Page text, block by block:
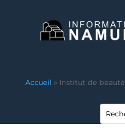
Accueil » Institut de beauté